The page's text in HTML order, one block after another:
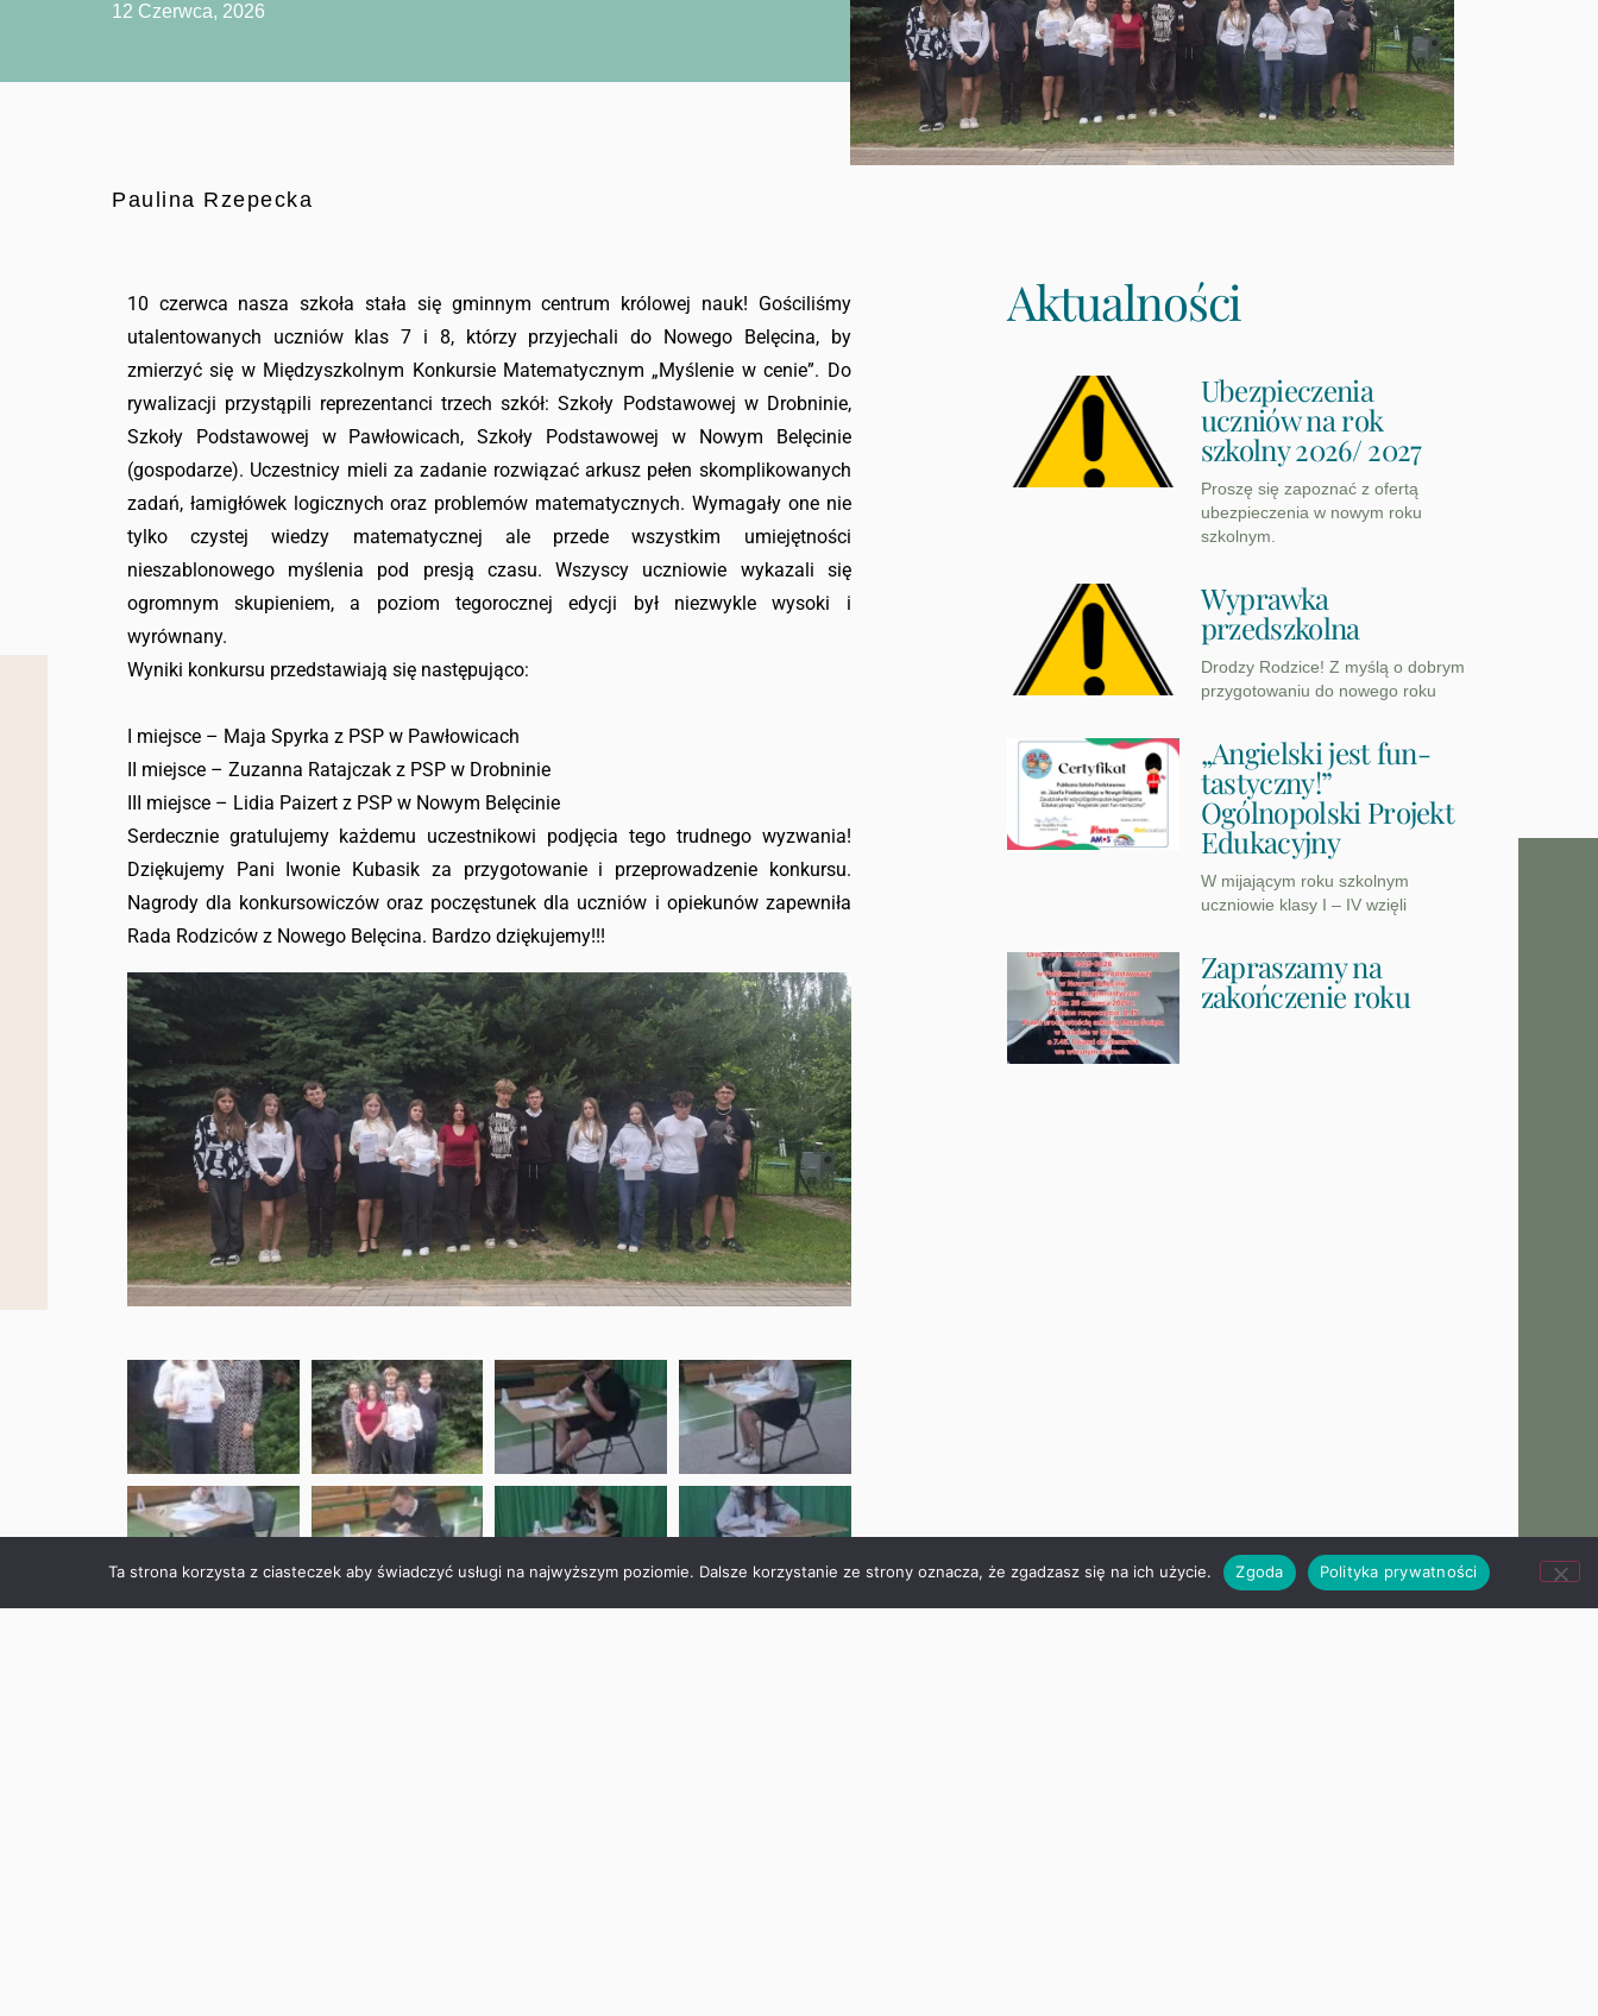
12 Czerwca, 2026
Paulina Rzepecka
10 czerwca nasza szkoła stała się gminnym centrum królowej nauk! Gościliśmy
utalentowanych uczniów klas 7 i 8, którzy przyjechali do Nowego Belęcina, by
zmierzyć się w Międzyszkolnym Konkursie Matematycznym „Myślenie w cenie”. Do
rywalizacji przystąpili reprezentanci trzech szkół: Szkoły Podstawowej w Drobninie,
Szkoły Podstawowej w Pawłowicach, Szkoły Podstawowej w Nowym Belęcinie
(gospodarze). Uczestnicy mieli za zadanie rozwiązać arkusz pełen skomplikowanych
zadań, łamigłówek logicznych oraz problemów matematycznych. Wymagały one nie
tylko czystej wiedzy matematycznej ale przede wszystkim umiejętności
nieszablonowego myślenia pod presją czasu. Wszyscy uczniowie wykazali się
ogromnym skupieniem, a poziom tegorocznej edycji był niezwykle wysoki i
wyrównany.
Wyniki konkursu przedstawiają się następująco:
I miejsce – Maja Spyrka z PSP w Pawłowicach
II miejsce – Zuzanna Ratajczak z PSP w Drobninie
III miejsce – Lidia Paizert z PSP w Nowym Belęcinie
Serdecznie gratulujemy każdemu uczestnikowi podjęcia tego trudnego wyzwania!
Dziękujemy Pani Iwonie Kubasik za przygotowanie i przeprowadzenie konkursu.
Nagrody dla konkursowiczów oraz poczęstunek dla uczniów i opiekunów zapewniła
Rada Rodziców z Nowego Belęcina. Bardzo dziękujemy!!!
Aktualności
Ubezpieczenia
uczniów na rok
szkolny 2026/ 2027
Proszę się zapoznać z ofertą
ubezpieczenia w nowym roku
szkolnym.
Wyprawka
przedszkolna
Drodzy Rodzice! Z myślą o dobrym
przygotowaniu do nowego roku
„Angielski jest fun-
tastyczny!”
Ogólnopolski Projekt
Edukacyjny
W mijającym roku szkolnym
uczniowie klasy I – IV wzięli
Zapraszamy na
zakończenie roku
Ta strona korzysta z ciasteczek aby świadczyć usługi na najwyższym poziomie. Dalsze korzystanie ze strony oznacza, że zgadzasz się na ich użycie. Zgoda Polityka prywatności